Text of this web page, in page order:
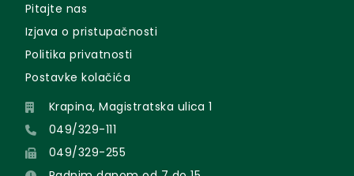
Pitajte nas
Izjava o pristupačnosti
Politika privatnosti
Postavke kolačića
Krapina, Magistratska ulica 1
049/329-111
049/329-255